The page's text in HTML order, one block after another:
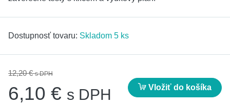
Dostupnosť tovaru: Skladom 5 ks
12,20 €s DPH
6,10 € s DPH Vložiť do košíka